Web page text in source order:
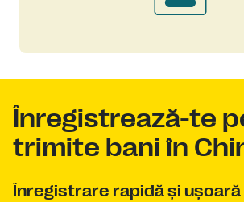
Înregistrează-te
trimite bani în
Înregistrare rapidă şi uşoară